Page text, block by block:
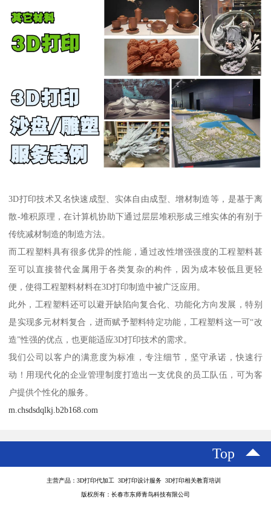
3D打印技术又名快速成型、实体自由成型、增材制造等，是基于离
散-堆积原理，在计算机协助下通过层层堆积形成三维实体的有别于
传统减材制造的制造方法。
而工程塑料具有很多优异的性能，通过改性增强强度的工程塑料甚
至可以直接替代金属用于各类复杂的构件，因为成本较低且更轻
便，使得工程塑料材料在3D打印制造中被广泛应用。
此外，工程塑料还可以避开缺陷向复合化、功能化方向发展，特别
是实现多元材料复合，进而赋予塑料特定功能，工程塑料这一可“改
造”性强的优点，也更能适应3D打印技术的需求。
我们公司以客户的满意度为标准，专注细节，坚守承诺，快速行
动！用现代化的企业管理制度打造出一支优良的员工队伍，可为客
户提供个性化的服务。
m.chsdsdqlkj.b2b168.com
Top
主营产品：3D打印代加工 3D打印设计服务 3D打印相关教育培训
版权所有：长春市东师青鸟科技有限公司